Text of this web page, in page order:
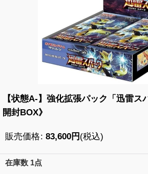
【状態A-】強化拡張パック「迅雷ス
開封BOX》
販売価格: 83,600円 (税込)
在庫数 1点